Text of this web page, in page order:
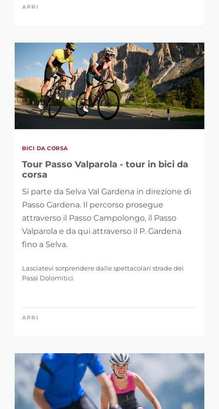
PAROLA CHIAVE
LUNGHEZZA
0 km
146 km
DISLIVELLO
1 m
5.121 m
APRI
BICI DA CORSA
Tour Passo Valparola - tour in bici da
corsa
Si parte da Selva Val Gardena in direzione di
Passo Gardena. Il percorso prosegue
attraverso il Passo Campolongo, il Passo
Valparola e da qui attraverso il P. Gardena
fino a Selva.
Lasciatevi sorprendere dalle spettacolari strade dei
Passi Dolomitici.
APRI